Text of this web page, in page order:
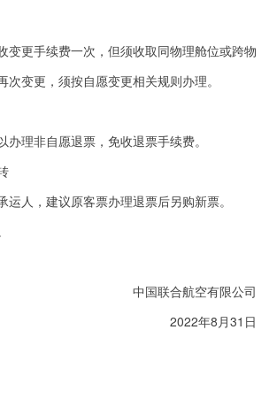
变更手续费一次，但须收取同物理舱位或跨物
变更，须按自愿变更相关规则办理。
理非自愿退票，免收退票手续费。
运人，建议原客票办理退票后另购新票。
中国联合航空有限公司
2022年8月31日